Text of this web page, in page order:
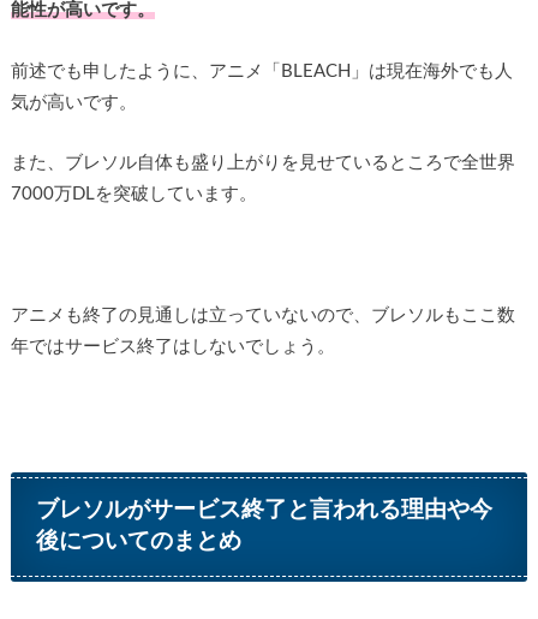
能性が高いです。
前述でも申したように、アニメ「BLEACH」は現在海外でも人
気が高いです。
また、ブレソル自体も盛り上がりを見せているところで全世界
7000万DLを突破しています。
アニメも終了の見通しは立っていないので、ブレソルもここ数
年ではサービス終了はしないでしょう。
ブレソルがサービス終了と言われる理由や今
後についてのまとめ